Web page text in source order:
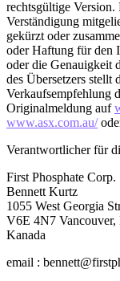
rechtsgültige Version.
Verständigung
gekürzt oder
oder Haftung für den
oder die Genauigkeit
des Übersetzers
Verkaufsempfehlung
Originalmeldung auf
www.asx.com.au/
Verantwortlicher für
First Phosphate Corp.
Bennett Kurtz
1055 West Georgia
V6E 4N7 Vancouver,
Kanada
email :